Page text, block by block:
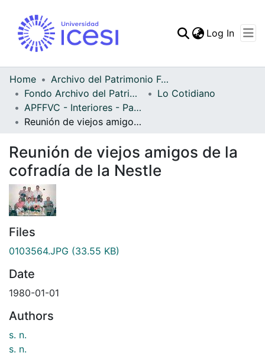
Statistics
Log In
Home
Archivo del Patrimonio Fotográfico y Fílmico del Valle del Cauca
Fondo Archivo del Patrimonio Fotográfico y Fílmico del Valle del Cauca
Lo Cotidiano
APFFVC - Interiores - Patrimonial
Reunión de viejos amigos de la cofradía de la Nestle
Reunión de viejos amigos de la
cofradía de la Nestle
Files
0103564.JPG (33.55 KB)
Date
1980-01-01
Authors
s. n.
s. n.